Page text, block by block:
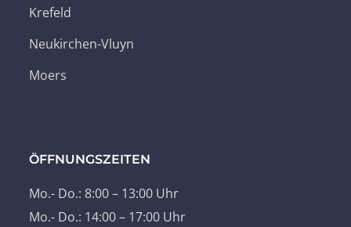
Krefeld
Neukirchen-Vluyn
Moers
ÖFFNUNGSZEITEN
Mo.- Do.: 8:00 – 13:00 Uhr
Mo.- Do.: 14:00 – 17:00 Uhr